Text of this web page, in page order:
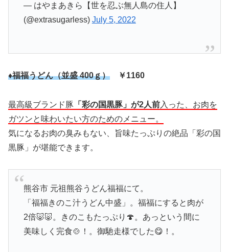
— はやまあきら【世を忍ぶ無人島の住人】
(@extrasugarless) July 5, 2022
♦福福うどん（並盛 400ｇ） ￥1160
最高級ブランド豚 「彩の国黒豚」が2人前入った、お肉を
ガツンと味わいたい方のためのメニュー。
気になるお肉の臭みもない、旨味たっぷりの絶品「彩の国
黒豚」が堪能できます。
熊谷市 元祖熊谷うどん福福にて。
「福福きのこ汁うどん中盛」。福福にすると肉が
2倍🐷🐷。きのこもたっぷり🍄。あっという間に
美味しく完食🍲！。御馳走様でした😋！。